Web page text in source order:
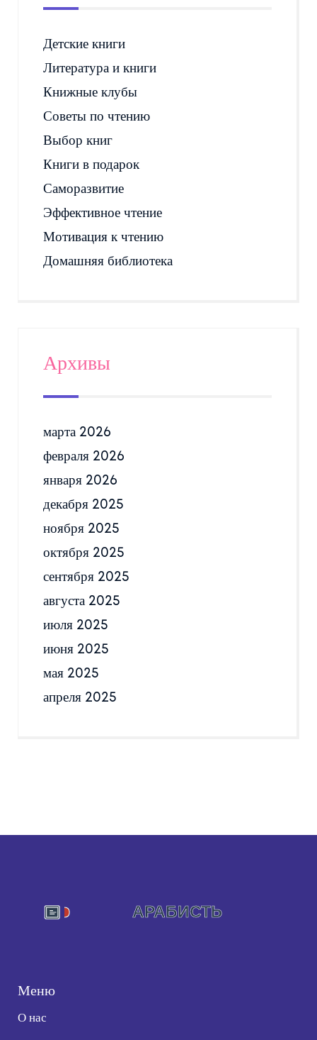
Детские книги
Литература и книги
Книжные клубы
Советы по чтению
Выбор книг
Книги в подарок
Саморазвитие
Эффективное чтение
Мотивация к чтению
Домашняя библиотека
Архивы
марта 2026
февраля 2026
января 2026
декабря 2025
ноября 2025
октября 2025
сентября 2025
августа 2025
июля 2025
июня 2025
мая 2025
апреля 2025
Меню
О нас